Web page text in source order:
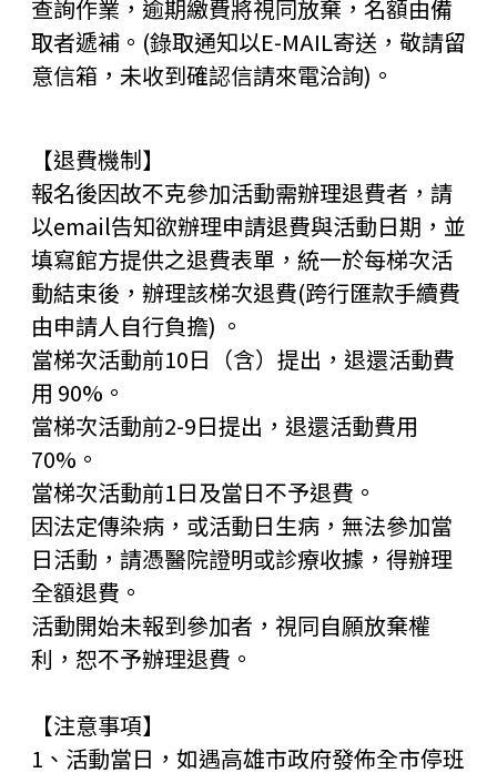
查詢作業，逾期繳費將視同放棄，名額由備
取者遞補。(錄取通知以E-MAIL寄送，敬請留
意信箱，未收到確認信請來電洽詢)。
【退費機制】
報名後因故不克參加活動需辦理退費者，請
以email告知欲辦理申請退費與活動日期，並
填寫館方提供之退費表單，統一於每梯次活
動結束後，辦理該梯次退費(跨行匯款手續費
由申請人自行負擔) 。
當梯次活動前10日（含）提出，退還活動費
用 90%。
當梯次活動前2-9日提出，退還活動費用
70%。
當梯次活動前1日及當日不予退費。
因法定傳染病，或活動日生病，無法參加當
日活動，請憑醫院證明或診療收據，得辦理
全額退費。
活動開始未報到參加者，視同自願放棄權
利，恕不予辦理退費。
【注意事項】
1、活動當日，如遇高雄市政府發佈全市停班